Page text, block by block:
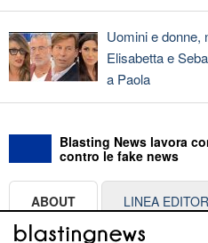
Uomini e donne,
Elisabetta e
a Paola
Blasting News lavora
contro le fake news
ABOUT LINEA